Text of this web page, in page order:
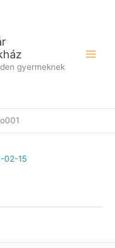
gyermeknek
02-15